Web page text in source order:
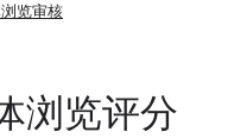
览审核
浏览评分